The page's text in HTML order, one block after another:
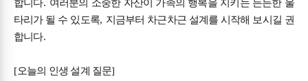
합니다. 여러분의 소중한 자산이 가족의 행복을 지키는 든든한 울
타리가 될 수 있도록, 지금부터 차근차근 설계를 시작해 보시길 권
합니다.
[오늘의 인생 설계 질문]